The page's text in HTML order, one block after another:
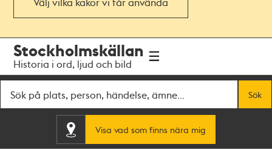
navigationen
huvudinnehållet
Stockholmskällan
Historia i ord, ljud och bild
Sök
Visa vad som finns nära mig